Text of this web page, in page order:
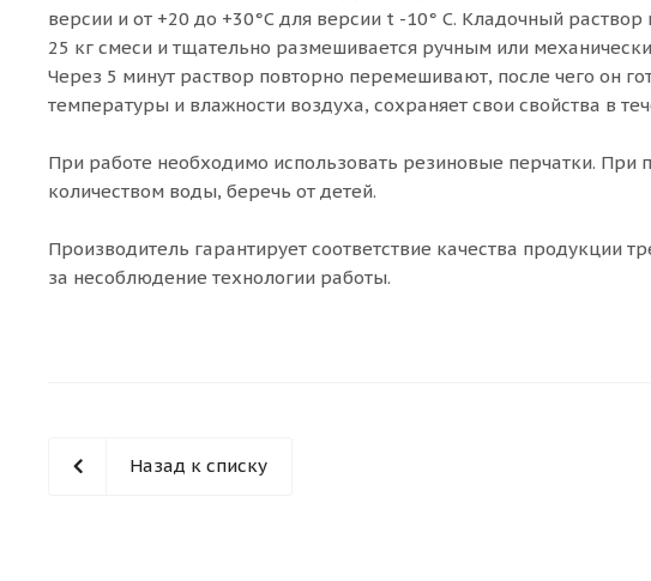
версии и от +20 до +30°С для версии t -10° C. Кладочный
25 кг смеси и тщательно размешивается ручным или
Через 5 минут раствор повторно перемешивают, после чего он
температуры и влажности воздуха, сохраняет свои свойства в
При работе необходимо использовать резиновые перчатки.
количеством воды, беречь от детей.
Производитель гарантирует соответствие качества продукции
за несоблюдение технологии работы.
Назад к списку